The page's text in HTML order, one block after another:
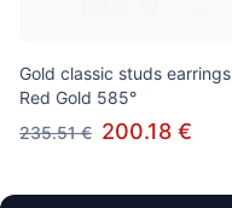
Gold classic studs
Red Gold 585°
235.51 € 200.18 €